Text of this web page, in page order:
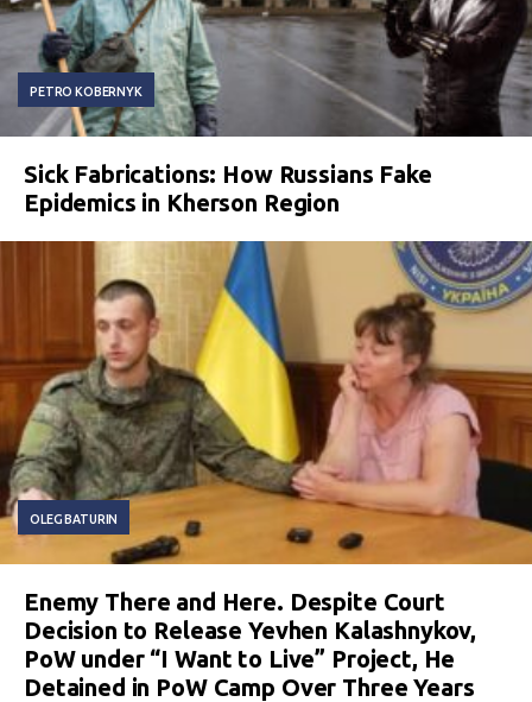
PETRO KOBERNYK
Sick Fabrications: How Russians Fake
Epidemics in Kherson Region
OLEG BATURIN
Enemy There and Here. Despite Court
Decision to Release Yevhen Kalashnykov,
PoW under “I Want to Live” Project, He
Detained in PoW Camp Over Three Years